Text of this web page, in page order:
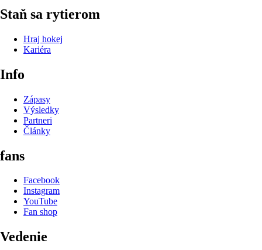
Staň sa rytierom
Hraj hokej
Kariéra
Info
Zápasy
Výsledky
Partneri
Články
fans
Facebook
Instagram
YouTube
Fan shop
Vedenie